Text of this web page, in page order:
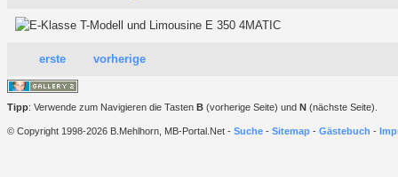
erste vorherige
Tipp: Verwende zum Navigieren die Tasten B (vorherige Seite) und N (nächste Seite).
© Copyright 1998-2026 B.Mehlhorn, MB-Portal.Net - Suche - Sitemap - Gästebuch -